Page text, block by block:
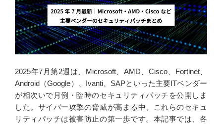
2025年7月第2週は、Microsoft、AMD、Cisco、Fortinet、
Android（Google）、Ivanti、SAPといった主要ITベンダー
が相次いで月例・臨時のセキュリティパッチを公開しま
した。サイバー攻撃の脅威が高まる中、これらのセキュ
リティパッチは被害防止の第一歩です。本記事では、各